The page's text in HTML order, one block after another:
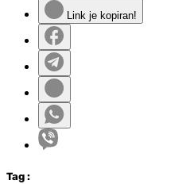
Link je kopiran!
Tag :